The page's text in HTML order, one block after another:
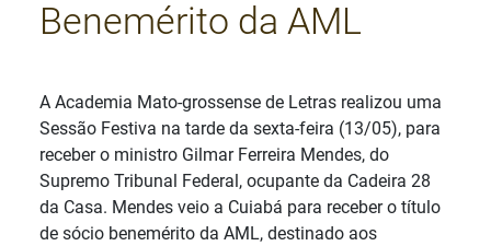
Benemérito da AML
A Academia Mato-grossense de Letras realizou uma
Sessão Festiva na tarde da sexta-feira (13/05), para
receber o ministro Gilmar Ferreira Mendes, do
Supremo Tribunal Federal, ocupante da Cadeira 28
da Casa. Mendes veio a Cuiabá para receber o título
de sócio benemérito da AML, destinado aos